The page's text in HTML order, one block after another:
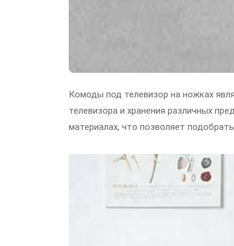
Комоды под телевизор на ножках
телевизора и хранения различных
материалах, что позволяет